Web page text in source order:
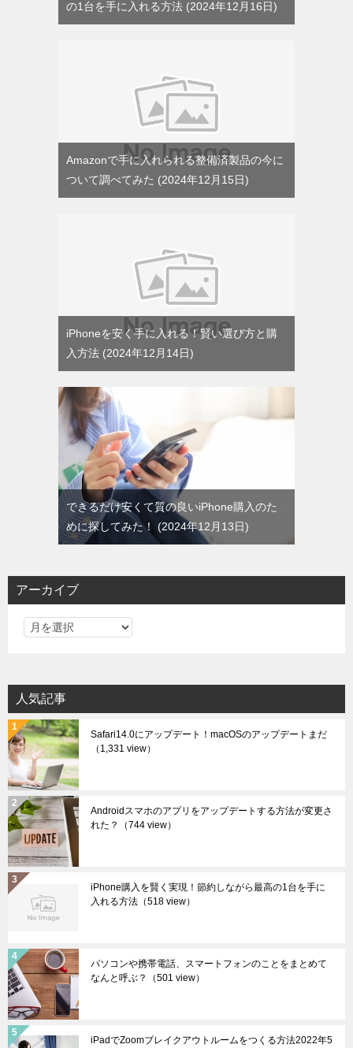
の1台を手に入れる方法 2024年12月16日
Amazonで手に入れられる整備済製品の今に
ついて調べてみた
2024年12月15日
iPhoneを安く手に入れる！賢い選び方と購
入方法
2024年12月14日
できるだけ安くて質の良いiPhone購入のた
めに探してみた！
2024年12月13日
アーカイブ
ア
イ
ブ
人気記事
Safari14.0にアップデート！macOSのアップデートまだ
（1,331 view）
Androidスマホのアプリをアップデートする方法が変更さ
れた？
（744 view）
iPhone購入を賢く実現！節約しながら最高の1台を手に
入れる方法 （518 view）
パソコンや携帯電話、スマートフォンのことをまとめて
なんと呼ぶ？
（501 view）
iPadでZoomブレイクアウトルームをつくる方法2022年5